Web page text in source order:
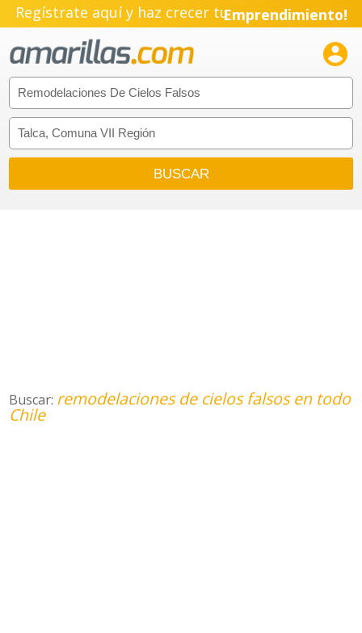
Regístrate aquí y haz crecer tuEmprendimiento!

Buscar: remodelaciones de cielos falsos en todo
Chile